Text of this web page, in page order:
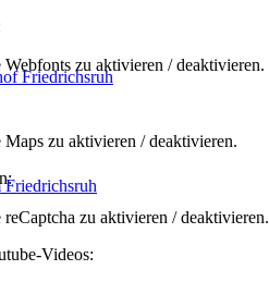
Friedrichsruh
zu aktivieren / deaktivieren.
zu aktivieren / deaktivieren.
zu aktivieren / deaktivieren.
Videos: